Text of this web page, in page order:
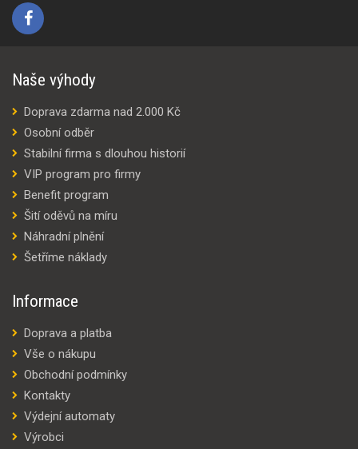
Naše výhody
Doprava zdarma nad 2.000 Kč
Osobní odběr
Stabilní firma s dlouhou historií
VIP program pro firmy
Benefit program
Šití oděvů na míru
Náhradní plnění
Šetříme náklady
Informace
Doprava a platba
Vše o nákupu
Obchodní podmínky
Kontakty
Výdejní automaty
Výrobci